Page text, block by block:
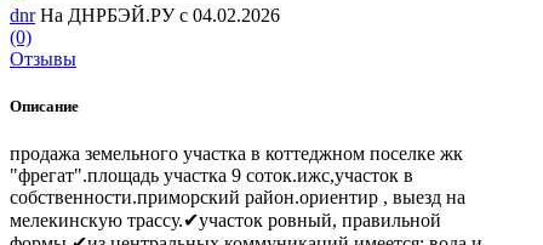
dnr На ДНРБЭЙ.РУ с 04.02.2026
(0)
Отзывы
Описание
продажа земельного участка в коттеджном поселке жк
"фрегат".площадь участка 9 соток.ижс,участок в
собственности.приморский район.ориентир , выезд на
мелекинскую трассу.✔участок ровный, правильной